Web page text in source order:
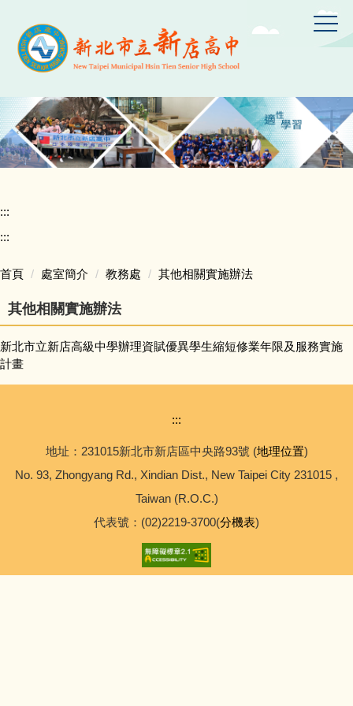
主
容
區
:::
:::
首頁 處室簡介 教務處 其他相關實施辦法
其他相關實施辦法
新北市立新店高級中學辦理資賦優異學生縮短修業年限及服務實施
計畫
:::
地址：231015新北市新店區中央路93號 (地理位置)
No. 93, Zhongyang Rd., Xindian Dist., New Taipei City 231015 ,
Taiwan (R.O.C.)
代表號：(02)2219-3700(分機表)